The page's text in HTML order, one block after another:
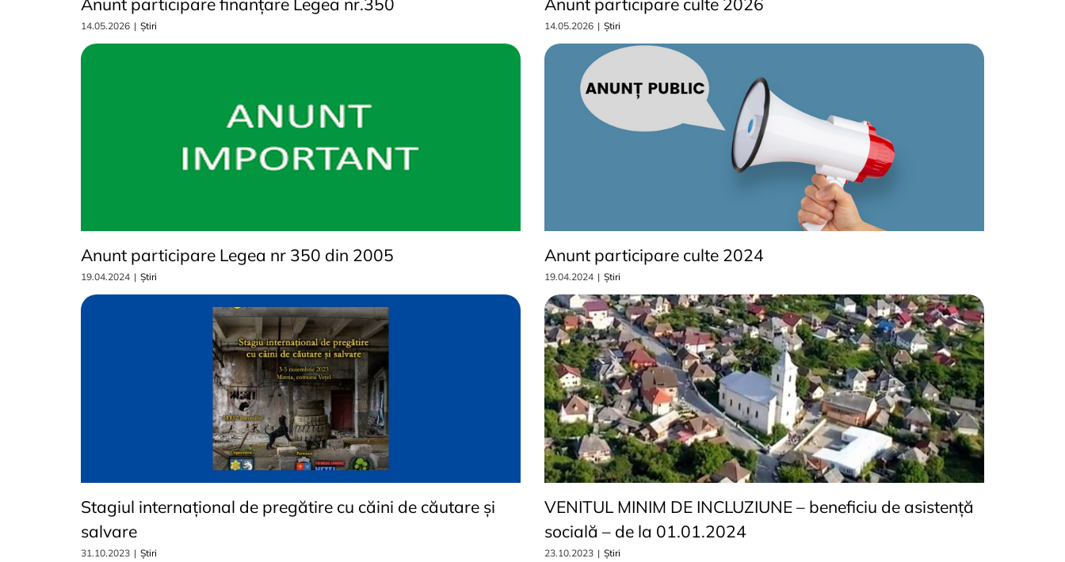
14.05.2026 | Știri 14.05.2026 | Știri
Anunt participare Legea nr 350 din 2005
19.04.2024 | Știri
Anunt participare culte 2024
19.04.2024 | Știri
Stagiul internațional de pregătire cu căini de căutare și
salvare
31.10.2023 | Știri
VENITUL MINIM DE INCLUZIUNE – beneficiu de asistență
socială – de la 01.01.2024
23.10.2023 | Știri